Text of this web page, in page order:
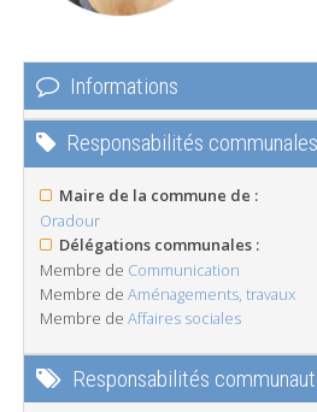
Informations
Responsabilités communales
Maire de la commune de :
Oradour
Délégations communales :
Membre de Communication
Membre de Aménagements, travaux
Membre de Affaires sociales
Responsabilités